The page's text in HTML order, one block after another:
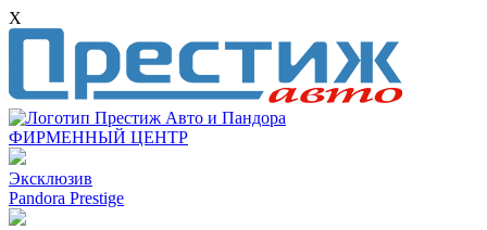
X
ФИРМЕННЫЙ ЦЕНТР
Эксклюзив
Pandora Prestige